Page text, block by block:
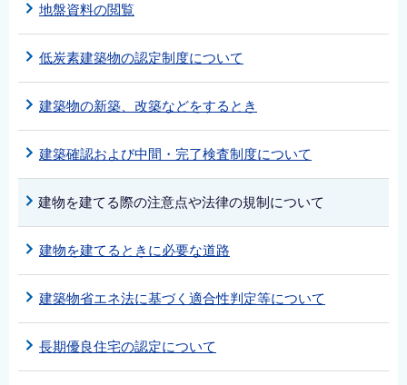
地盤資料の閲覧
低炭素建築物の認定制度について
建築物の新築、改築などをするとき
建築確認および中間・完了検査制度について
建物を建てる際の注意点や法律の規制について
建物を建てるときに必要な道路
建築物省エネ法に基づく適合性判定等について
長期優良住宅の認定について